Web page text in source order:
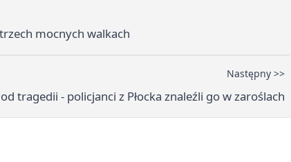
mocnych walkach
Następny >>
tragedii - policjanci z Płocka znaleźli go w zaroślach